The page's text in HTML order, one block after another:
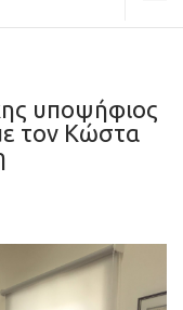
υποψήφιος
τον Κώστα